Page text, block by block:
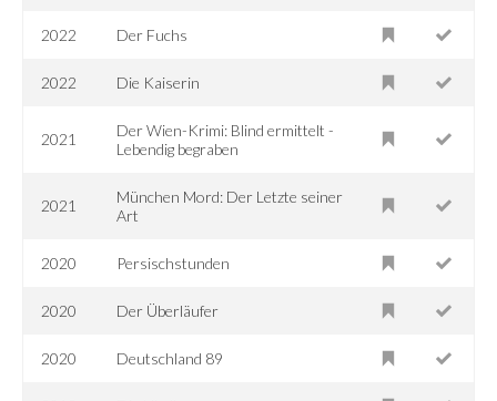
2022 Der Fuchs
2022 Die Kaiserin
2021
Der Wien-Krimi: Blind ermittelt -
Lebendig begraben
2021
München Mord: Der Letzte seiner
Art
2020 Persischstunden
2020 Der Überläufer
2020 Deutschland 89